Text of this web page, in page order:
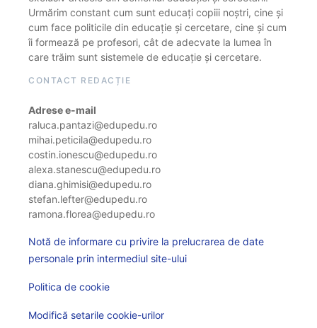
Urmărim constant cum sunt educați copiii noștri, cine și
cum face politicile din educație și cercetare, cine și cum
îi formează pe profesori, cât de adecvate la lumea în
care trăim sunt sistemele de educație și cercetare.
CONTACT REDACȚIE
Adrese e-mail
raluca.pantazi@edupedu.ro
mihai.peticila@edupedu.ro
costin.ionescu@edupedu.ro
alexa.stanescu@edupedu.ro
diana.ghimisi@edupedu.ro
stefan.lefter@edupedu.ro
ramona.florea@edupedu.ro
Notă de informare cu privire la prelucrarea de date
personale prin intermediul site-ului
Politica de cookie
Modifică setarile cookie-urilor